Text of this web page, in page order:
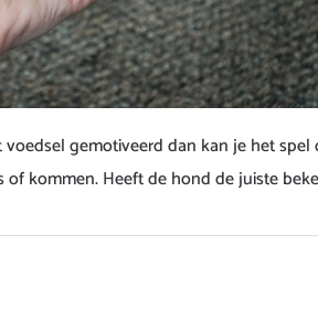
gemotiveerd dan kan je het
of kommen. Heeft de hond de juiste